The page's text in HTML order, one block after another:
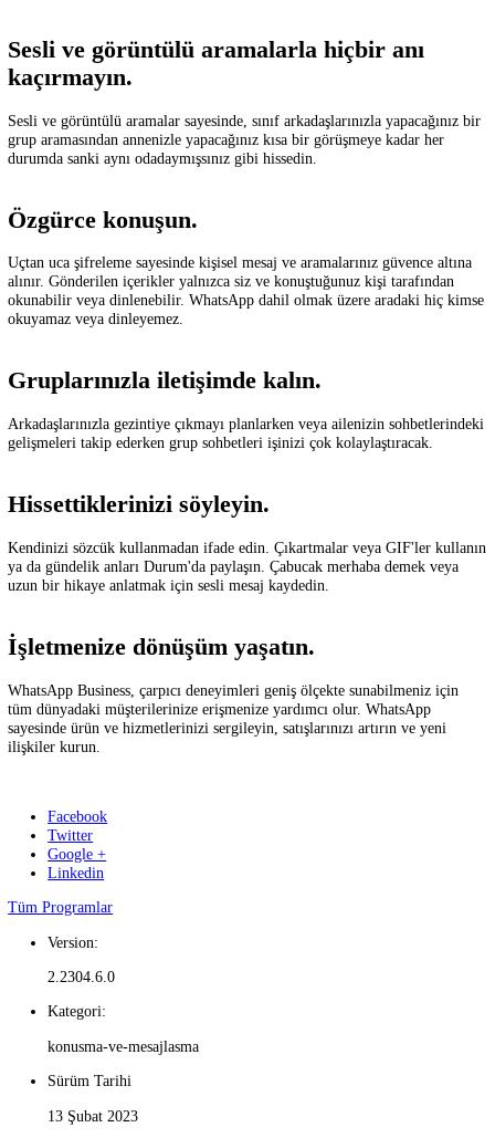
Whatsapp
WhatsApp Messenger, akıllı telefonlar için geliştirilen, platformlar
çalışma özelliğine sahip bir anlık mesajlaşma ve arama veya
uygulamasıdır.
ve nerede olurlarsa olsunlar hayatınızdaki en önemli kişilere yakın
hissedebilirsiniz.
Sesli ve görüntülü aramalarla hiçbir anı
Sesli ve görüntülü aramalar sayesinde, sınıf arkadaşlarınızla
grup aramasından annenizle yapacağınız kısa bir görüşmeye kadar her
durumda sanki aynı odadaymışsınız gibi hissedin.
Özgürce konuşun.
Uçtan uca şifreleme sayesinde kişisel mesaj ve aramalarınız güvence
alınır. Gönderilen içerikler yalnızca siz ve konuştuğunuz kişi
okunabilir veya dinlenebilir. WhatsApp dahil olmak üzere aradaki
Gruplarınızla iletişimde kalın.
Arkadaşlarınızla gezintiye çıkmayı planlarken veya ailenizin
gelişmeleri takip ederken grup sohbetleri işinizi çok kolaylaştıracak.
Hissettiklerinizi söyleyin.
Kendinizi sözcük kullanmadan ifade edin. Çıkartmalar veya GIF'ler
uzun bir hikaye anlatmak için sesli mesaj kaydedin.
İşletmenize dönüşüm yaşatın.
WhatsApp Business, çarpıcı deneyimleri geniş ölçekte sunabilmeniz
tüm dünyadaki müşterilerinize erişmenize yardımcı olur. WhatsApp
ilişkiler kurun.